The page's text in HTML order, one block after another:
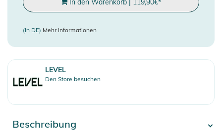
In den Warenkorb | 119,90€*
(in DE) Mehr Informationen
LEVEL
Den Store besuchen
Beschreibung